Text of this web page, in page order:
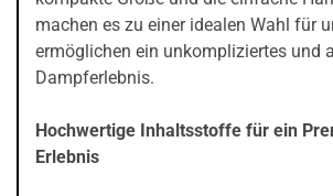
machen es zu einer idealen Wahl für
ermöglichen ein unkompliziertes und
Dampferlebnis.
Hochwertige Inhaltsstoffe für ein
Erlebnis